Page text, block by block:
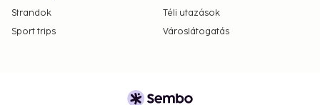
Strandok
Téli utazások
Sport trips
Városlátogatás